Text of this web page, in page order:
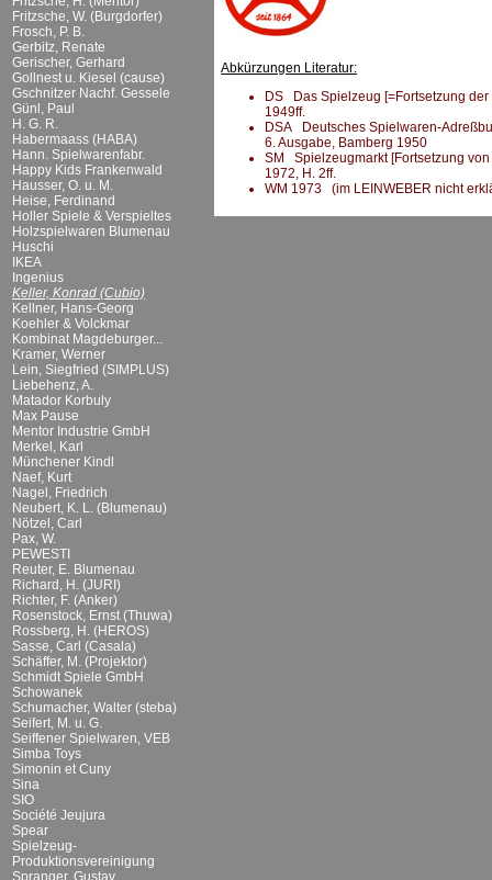
Fritzsche, W. (Burgdorfer)
Frosch, P. B.
Gerbitz, Renate
Gerischer, Gerhard
Gollnest u. Kiesel (cause)
Gschnitzer Nachf. Gessele
Günl, Paul
H. G. R.
Habermaass (HABA)
Hann. Spielwarenfabr.
Happy Kids Frankenwald
Hausser, O. u. M.
Heise, Ferdinand
Holler Spiele & Verspieltes
Holzspielwaren Blumenau
Huschi
IKEA
Ingenius
Keller, Konrad (Cubio)
Kellner, Hans-Georg
Koehler & Volckmar
Kombinat Magdeburger...
Kramer, Werner
Lein, Siegfried (SIMPLUS)
Liebehenz, A.
Matador Korbuly
Max Pause
Mentor Industrie GmbH
Merkel, Karl
Münchener Kindl
Naef, Kurt
Nagel, Friedrich
Neubert, K. L. (Blumenau)
Nötzel, Carl
Pax, W.
PEWESTI
Reuter, E. Blumenau
Richard, H. (JURI)
Richter, F. (Anker)
Rosenstock, Ernst (Thuwa)
Rossberg, H. (HEROS)
Sasse, Carl (Casala)
Schäffer, M. (Projektor)
Schmidt Spiele GmbH
Schowanek
Schumacher, Walter (steba)
Seifert, M. u. G.
Seiffener Spielwaren, VEB
Simba Toys
Simonin et Cuny
Sina
SIO
Société Jeujura
Spear
Spielzeug-
Produktionsvereinigung
Spranger, Gustav
Abkürzungen Literatur:
DS Das Spielzeug [=Fortsetzung der
1949ff.
DSA Deutsches Spielwaren-
6. Ausgabe, Bamberg 1950
SM Spielzeugmarkt [Fortsetzung
1972, H. 2ff.
WM 1973 (im LEINWEBER nicht